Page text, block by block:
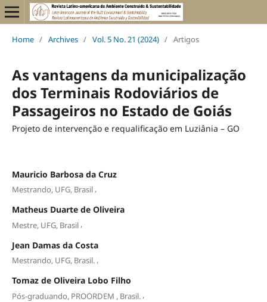
Home / Archives / Vol. 5 No. 21 (2024) / Artigos
As vantagens da municipalização
dos Terminais Rodoviários de
Passageiros no Estado de Goiás
Projeto de intervenção e requalificação em Luziânia – GO
Mauricio Barbosa da Cruz
Mestrando, UFG, Brasil,
Matheus Duarte de Oliveira
Mestre, UFG, Brasil,
Jean Damas da Costa
Mestrando, UFG, Brasil.,
Tomaz de Oliveira Lobo Filho
Pós-graduando, PROORDEM , Brasil. ,